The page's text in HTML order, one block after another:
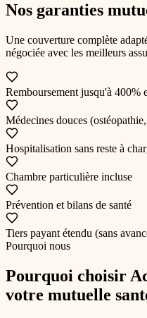
Nos garanties
Une couverture complète
négociée avec les meilleurs
Remboursement jusqu'à 400%
Médecines douces
Hospitalisation sans reste à
Chambre particulière incluse
Prévention et bilans de santé
Tiers payant étendu (sans
Pourquoi nous
Pourquoi choisir
votre mutuelle